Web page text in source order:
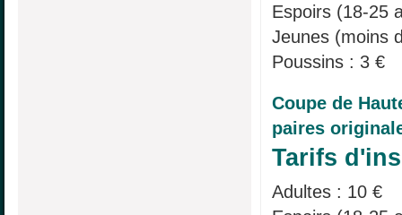
Espoirs (18-25
Jeunes (moins
Poussins : 3 €
Coupe de
paires
Tarifs
Adultes : 10 €